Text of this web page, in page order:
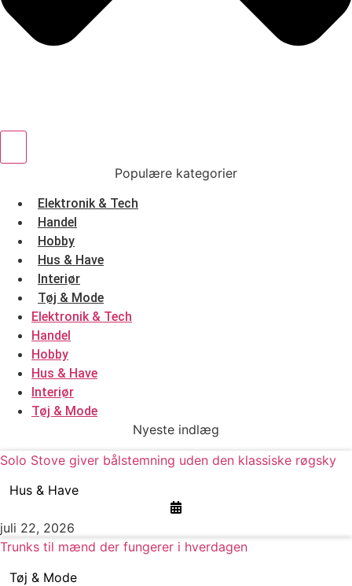
Populære kategorier
Elektronik & Tech
Handel
Hobby
Hus & Have
Interiør
Tøj & Mode
Elektronik & Tech
Handel
Hobby
Hus & Have
Interiør
Tøj & Mode
Nyeste indlæg
Solo Stove giver bålstemning uden den klassiske røgsky
Hus & Have
juli 22, 2026
Trunks til mænd der fungerer i hverdagen
Tøj & Mode